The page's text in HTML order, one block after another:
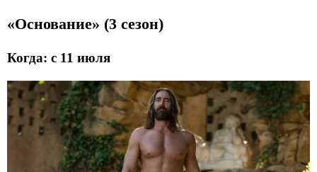
«Основание» (3 сезон)
Когда: с 11 июля